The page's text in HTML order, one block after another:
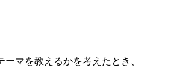
マを教えるかを考えたとき、